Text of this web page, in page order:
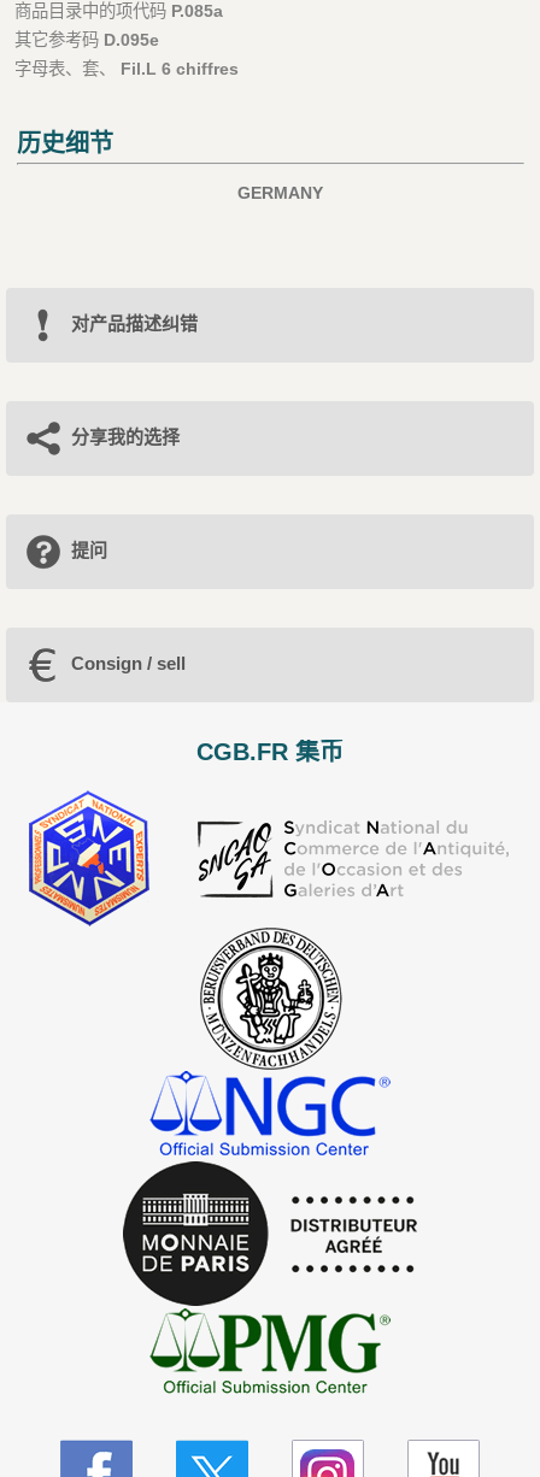
商品目录中的项代码 P.085a
其它参考码 D.095e
字母表、套、 Fil.L 6 chiffres
历史细节
GERMANY
对产品描述纠错
分享我的选择
提问
Consign / sell
CGB.FR 集币